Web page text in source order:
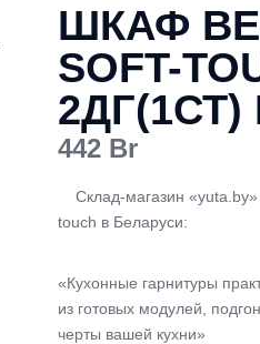
ШКАФ
SOFT-
2ДГ(1СТ)
442 Br
Склад-магазин «yuta.by»
touch в Беларуси:
«Кухонные гарнитуры
из готовых модулей,
черты вашей кухни»